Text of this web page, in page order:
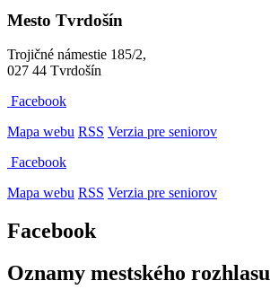
Mesto Tvrdošín
Trojičné námestie 185/2,
027 44 Tvrdošín
Facebook
Mapa webu RSS Verzia pre seniorov
Facebook
Mapa webu RSS Verzia pre seniorov
Facebook
Oznamy mestského rozhlasu